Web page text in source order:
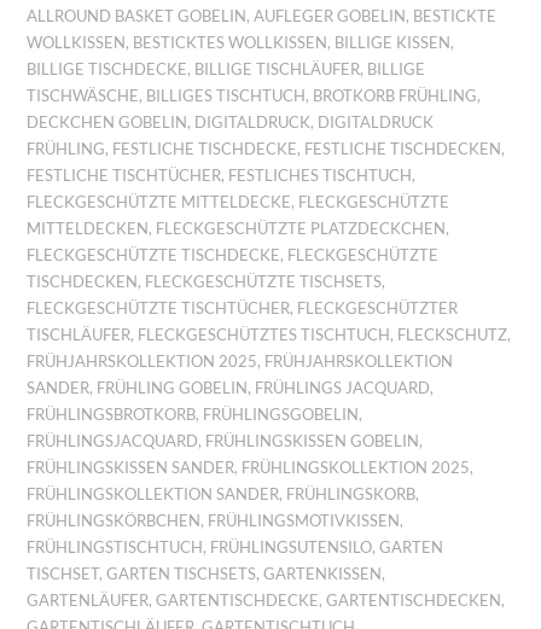
ALLROUND BASKET GOBELIN ,AUFLEGER GOBELIN , BESTICKTE
WOLLKISSEN , BESTICKTES WOLLKISSEN , BILLIGE KISSEN ,
BILLIGE TISCHDECKE, BILLIGE TISCHLÄUFER, BILLIGE
TISCHWÄSCHE, BILLIGES TISCHTUCH , BROTKORB FRÜHLING,
DECKCHEN GOBELIN , DIGITALDRUCK, DIGITALDRUCK
FRÜHLING, FESTLICHE TISCHDECKE, FESTLICHE TISCHDECKEN ,
FESTLICHE TISCHTÜCHER, FESTLICHES TISCHTUCH ,
FLECKGESCHÜTZTE MITTELDECKE, FLECKGESCHÜTZTE
MITTELDECKEN , FLECKGESCHÜTZTE PLATZDECKCHEN ,
FLECKGESCHÜTZTE TISCHDECKE, FLECKGESCHÜTZTE
TISCHDECKEN , FLECKGESCHÜTZTE TISCHSETS,
FLECKGESCHÜTZTE TISCHTÜCHER, FLECKGESCHÜTZTER
TISCHLÄUFER, FLECKGESCHÜTZTES TISCHTUCH , FLECKSCHUTZ,
FRÜHJAHRSKOLLEKTION 2025, FRÜHJAHRSKOLLEKTION
SANDER, FRÜHLING GOBELIN , FRÜHLINGS JACQUARD,
FRÜHLINGSBROTKORB, FRÜHLINGSGOBELIN ,
FRÜHLINGSJACQUARD, FRÜHLINGSKISSEN GOBELIN ,
FRÜHLINGSKISSEN SANDER, FRÜHLINGSKOLLEKTION 2025,
FRÜHLINGSKOLLEKTION SANDER, FRÜHLINGSKORB,
FRÜHLINGSKÖRBCHEN , FRÜHLINGSMOTIVKISSEN ,
FRÜHLINGSTISCHTUCH , FRÜHLINGSUTENSILO,GARTEN
TISCHSET,GARTEN TISCHSETS,GARTENKISSEN ,
GARTENLÄUFER,GARTENTISCHDECKE,GARTENTISCHDECKEN ,